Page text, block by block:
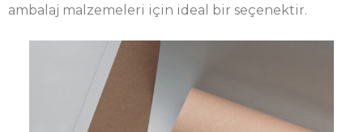
ambalaj malzemeleri için ideal bir seçenektir.